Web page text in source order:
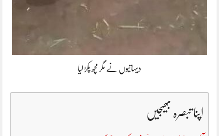
دیہاتیوں نے مگر مچھ پکڑ لیا
اپنا تبصرہ بھیجیں